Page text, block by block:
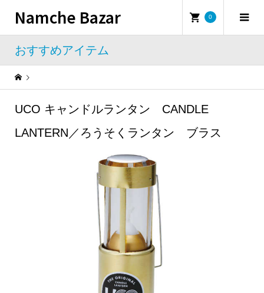
Namche Bazar 0
おすすめアイテム
UCO キャンドルランタン CANDLE LANTERN／ろうそくランタン ブラス
UCO キャンドルランタン CANDLE
LANTERN／ろうそくランタン ブラス